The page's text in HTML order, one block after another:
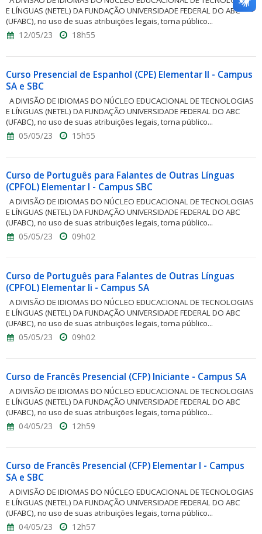
E LÍNGUAS (NETEL) DA FUNDAÇÃO UNIVERSIDADE FEDERAL DO ABC
(UFABC), no uso de suas atribuições legais, torna público...
12/05/23 18h55
Curso Presencial de Espanhol (CPE) Elementar II - Campus
SA e SBC
A DIVISÃO DE IDIOMAS DO NÚCLEO EDUCACIONAL DE TECNOLOGIAS
E LÍNGUAS (NETEL) DA FUNDAÇÃO UNIVERSIDADE FEDERAL DO ABC
(UFABC), no uso de suas atribuições legais, torna público...
05/05/23 15h55
Curso de Português para Falantes de Outras Línguas
(CPFOL) Elementar I - Campus SBC
A DIVISÃO DE IDIOMAS DO NÚCLEO EDUCACIONAL DE TECNOLOGIAS
E LÍNGUAS (NETEL) DA FUNDAÇÃO UNIVERSIDADE FEDERAL DO ABC
(UFABC), no uso de suas atribuições legais, torna público...
05/05/23 09h02
Curso de Português para Falantes de Outras Línguas
(CPFOL) Elementar Ii - Campus SA
A DIVISÃO DE IDIOMAS DO NÚCLEO EDUCACIONAL DE TECNOLOGIAS
E LÍNGUAS (NETEL) DA FUNDAÇÃO UNIVERSIDADE FEDERAL DO ABC
(UFABC), no uso de suas atribuições legais, torna público...
05/05/23 09h02
Curso de Francês Presencial (CFP) Iniciante - Campus SA
A DIVISÃO DE IDIOMAS DO NÚCLEO EDUCACIONAL DE TECNOLOGIAS
E LÍNGUAS (NETEL) DA FUNDAÇÃO UNIVERSIDADE FEDERAL DO ABC
(UFABC), no uso de suas atribuições legais, torna público...
04/05/23 12h59
Curso de Francês Presencial (CFP) Elementar I - Campus
SA e SBC
A DIVISÃO DE IDIOMAS DO NÚCLEO EDUCACIONAL DE TECNOLOGIAS
E LÍNGUAS (NETEL) DA FUNDAÇÃO UNIVERSIDADE FEDERAL DO ABC
(UFABC), no uso de suas atribuições legais, torna público...
04/05/23 12h57